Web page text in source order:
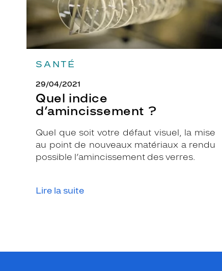
SANTÉ
29/04/2021
Quel indice
d’amincissement ?
Quel que soit votre défaut visuel, la mise
au point de nouveaux matériaux a rendu
possible l’amincissement des verres.
Lire la suite